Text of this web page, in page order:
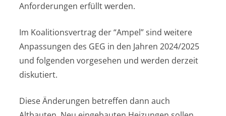
Anforderungen erfüllt werden.
Im Koalitionsvertrag der “Ampel” sind weitere
Anpassungen des GEG in den Jahren 2024/2025
und folgenden vorgesehen und werden derzeit
diskutiert.
Diese Änderungen betreffen dann auch